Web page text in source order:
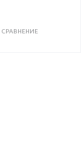
СРАВНЕНИЕ